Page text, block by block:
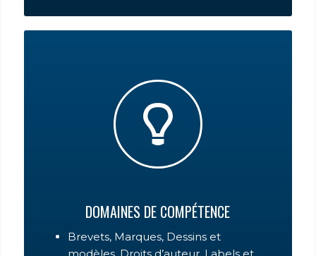
DOMAINES DE COMPÉTENCE
Brevets, Marques, Dessins et